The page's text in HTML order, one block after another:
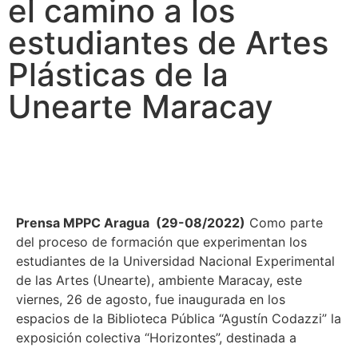
el camino a los
estudiantes de Artes
Plásticas de la
Unearte Maracay
Prensa MPPC Aragua (29-08/2022) Como parte
del proceso de formación que experimentan los
estudiantes de la Universidad Nacional Experimental
de las Artes (Unearte), ambiente Maracay, este
viernes, 26 de agosto, fue inaugurada en los
espacios de la Biblioteca Pública “Agustín Codazzi” la
exposición colectiva “Horizontes”, destinada a